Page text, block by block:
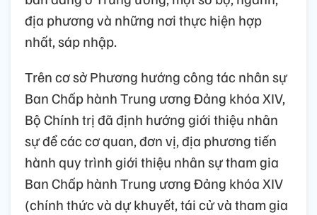
địa phương và những nơi thực hiện hợp
nhất, sáp nhập.
Trên cơ sở Phương hướng công tác nhân sự
Ban Chấp hành Trung ương Đảng khóa XIV,
Bộ Chính trị đã định hướng giới thiệu nhân
sự để các cơ quan, đơn vị, địa phương tiến
hành quy trình giới thiệu nhân sự tham gia
Ban Chấp hành Trung ương Đảng khóa XIV
(chính thức và dự khuyết, tái cử và tham gia